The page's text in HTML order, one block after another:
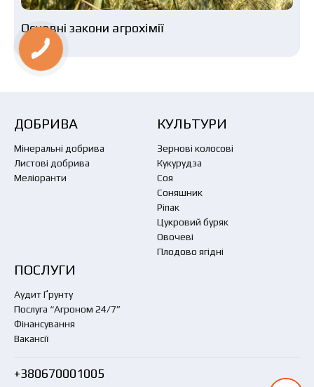
Основні закони агрохімії
ДОБРИВА
Мінеральні добрива
Листові добрива
Меліоранти
КУЛЬТУРИ
Зернові колосові
Кукурудза
Соя
Соняшник
Ріпак
Цукровий буряк
Овочеві
Плодово ягідні
ПОСЛУГИ
Аудит Ґрунту
Послуга “Агроном 24/7”
Фінансування
Вакансії
+380670001005